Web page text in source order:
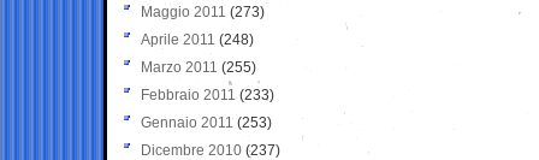
Maggio 2011 (273)
Aprile 2011 (248)
Marzo 2011 (255)
Febbraio 2011 (233)
Gennaio 2011 (253)
Dicembre 2010 (237)